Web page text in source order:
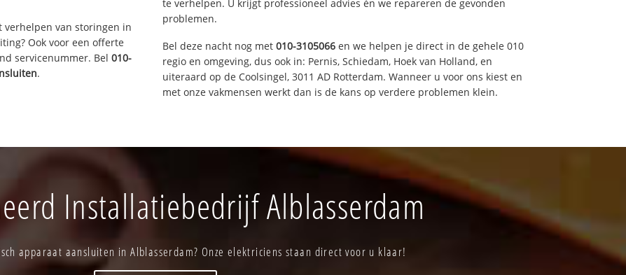
van storingen in
Ook voor een offerte
servicenummer. Bel010-
.
te verhelpen. U krijgt professioneel advies én we repareren de gevonden
problemen.
Bel deze nacht nog met 010-3105066 en we helpen je direct in de gehele 010
regio en omgeving, dus ook in: Pernis, Schiedam, Hoek van Holland, en
uiteraard op de Coolsingel, 3011 AD Rotterdam. Wanneer u voor ons kiest en
met onze vakmensen werkt dan is de kans op verdere problemen klein.
Installatiebedrijf Alblasserdam
apparaat aansluiten in Alblasserdam? Onze elektriciens staan direct voor u klaar!